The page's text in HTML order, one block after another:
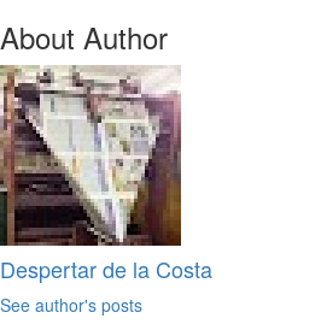
About Author
Despertar de la Costa
See author's posts